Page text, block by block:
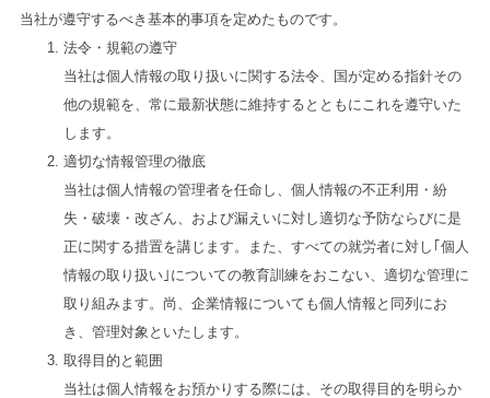
当社が遵守するべき基本的事項を定めたものです。
法令・規範の遵守
当社は個人情報の取り扱いに関する法令、国が定める指針その
他の規範を、常に最新状態に維持するとともにこれを遵守いた
します。
適切な情報管理の徹底
当社は個人情報の管理者を任命し、個人情報の不正利用・紛
失・破壊・改ざん、および漏えいに対し適切な予防ならびに是
正に関する措置を講じます。また、すべての就労者に対し｢個人
情報の取り扱い｣についての教育訓練をおこない、適切な管理に
取り組みます。尚、企業情報についても個人情報と同列にお
き、管理対象といたします。
取得目的と範囲
当社は個人情報をお預かりする際には、その取得目的を明らか